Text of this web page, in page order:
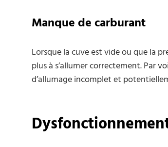
Manque de carburant
Lorsque la cuve est vide ou que la
plus à s’allumer correctement. Par
d’allumage incomplet et